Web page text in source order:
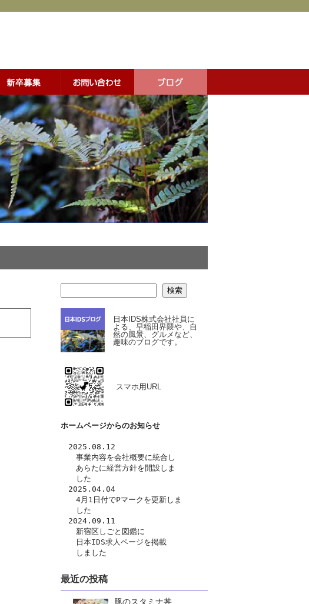
検索
日本IDS株式会社社員に
よる、早稲田界隈や、自
然の風景、グルメなど、
趣味のブログです。
スマホ用URL
ホームページからのお知らせ
2025.08.12
事業内容を会社概要に統合し
あらたに経営方針を開設しま
した
2025.04.04
4月1日付でPマークを更新しま
した
2024.09.11
新宿区しごと図鑑に
日本IDS求人ページを掲載
しました
最近の投稿
豚のスタミナ丼